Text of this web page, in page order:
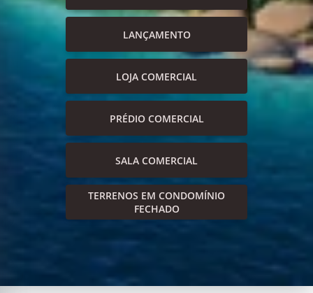
LANÇAMENTO
LOJA COMERCIAL
PRÉDIO COMERCIAL
SALA COMERCIAL
TERRENOS EM CONDOMÍNIO
FECHADO